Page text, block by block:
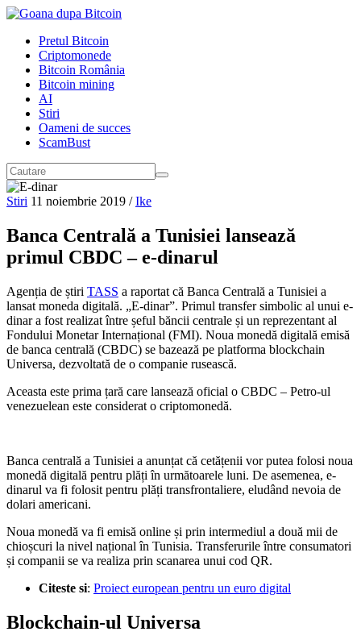
Pretul Bitcoin
Criptomonede
Bitcoin România
Bitcoin mining
AI
Stiri
Oameni de succes
ScamBust
Stiri 11 noiembrie 2019 / Ike
Banca Centrală a Tunisiei lansează
primul CBDC – e-dinarul
Agenția de știri TASS a raportat că Banca Centrală a Tunisiei a
lansat moneda digitală. „E-dinar”. Primul transfer simbolic al unui e-
dinar a fost realizat între șeful băncii centrale și un reprezentant al
Fondului Monetar Internațional (FMI). Noua monedă digitală emisă
de banca centrală (CBDC) se bazează pe platforma blockchain
Universa, dezvoltată de o companie rusească.
Aceasta este prima țară care lansează oficial o CBDC – Petro-ul
venezuelean este considerat o criptomonedă.
Banca centrală a Tunisiei a anunțat că cetățenii vor putea folosi noua
monedă digitală pentru plăți în următoarele luni. De asemenea, e-
dinarul va fi folosit pentru plăți transfrontaliere, eludând nevoia de
dolari americani.
Noua monedă va fi emisă online și prin intermediul a două mii de
chioșcuri la nivel național în Tunisia. Transferurile între consumatori
și companii se va realiza prin scanarea unui cod QR.
Citeste si: Proiect european pentru un euro digital
Blockchain-ul Universa